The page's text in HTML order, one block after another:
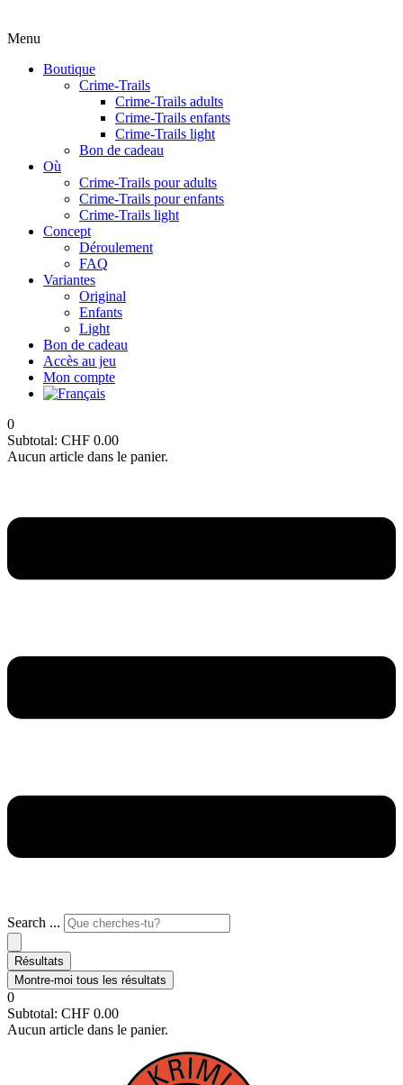
Menu
Boutique
Crime-Trails
Crime-Trails adults
Crime-Trails enfants
Crime-Trails light
Bon de cadeau
Où
Crime-Trails pour adults
Crime-Trails pour enfants
Crime-Trails light
Concept
Déroulement
FAQ
Variantes
Original
Enfants
Light
Bon de cadeau
Accès au jeu
Mon compte
0
Subtotal: CHF 0.00
Aucun article dans le panier.
Search ...
Résultats
Montre-moi tous les résultats
0
Subtotal: CHF 0.00
Aucun article dans le panier.